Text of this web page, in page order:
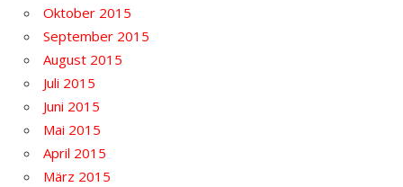
Oktober 2015
September 2015
August 2015
Juli 2015
Juni 2015
Mai 2015
April 2015
März 2015